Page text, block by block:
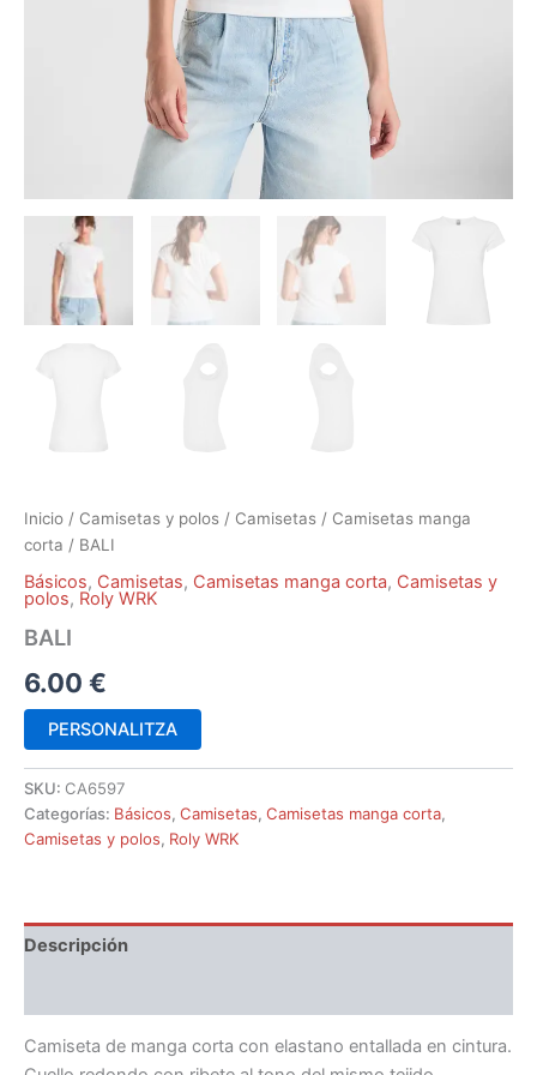
Inicio / Camisetas y polos / Camisetas / Camisetas manga
corta / BALI
Básicos, Camisetas, Camisetas manga corta, Camisetas y
polos, Roly WRK
BALI
6.00 €
PERSONALITZA
SKU: CA6597
Categorías: Básicos, Camisetas, Camisetas manga corta,
Camisetas y polos, Roly WRK
Descripción
Camiseta de manga corta con elastano entallada en cintura.